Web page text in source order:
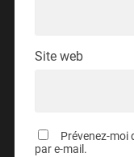
Site web
Prévenez-moi
par e-mail.